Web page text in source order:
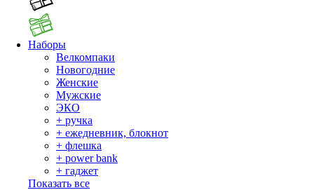
Наборы
Велкомпаки
Новогодние
Женские
Мужские
ЭКО
+ ручка
+ ежедневник, блокнот
+ флешка
+ power bank
+ гаджет
Показать все